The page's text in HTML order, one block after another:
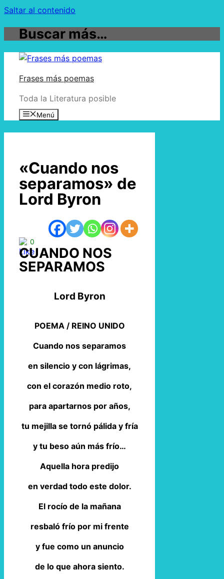
Saltar al contenido
Buscar más…
Frases más poemas
Toda la Literatura posible
Menú
«Cuando nos
separamos» de
Lord Byron
0
CUANDO NOS
SEPARAMOS
Lord Byron
POEMA / REINO UNIDO
Cuando nos separamos
en silencio y con lágrimas,
con el corazón medio roto,
para apartarnos por años,
tu mejilla se tornó pálida y fría
y tu beso aún más frío…
Aquella hora predijo
en verdad todo este dolor.
El rocío de la mañana
resbaló frío por mi frente
y fue como un anuncio
de lo que ahora siento.